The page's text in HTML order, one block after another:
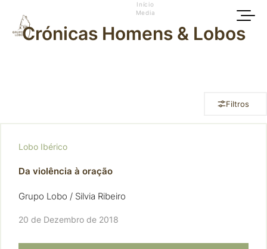
Início
Media
Crónicas Homens & Lobos
Filtros
Lobo Ibérico
Da violência à oração
Grupo Lobo / Silvia Ribeiro
20 de Dezembro de 2018